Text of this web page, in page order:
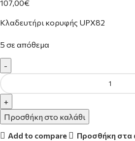
107,00€
Κλαδευτήρι κορυφής UPΧ82
5 σε απόθεμα
Προσθήκη στο καλάθι
Add to compare
Προσθήκη στα